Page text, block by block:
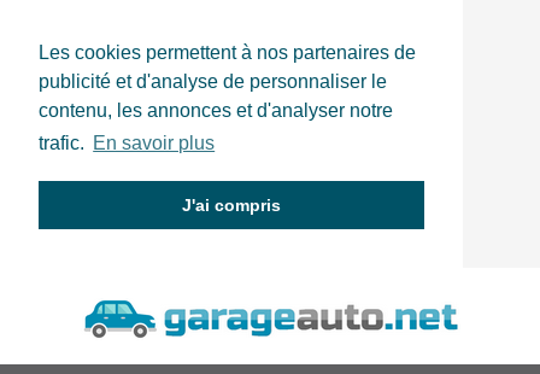
Les cookies permettent à nos partenaires de
publicité et d'analyse de personnaliser le
contenu, les annonces et d'analyser notre
trafic. En savoir plus
J'ai compris